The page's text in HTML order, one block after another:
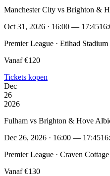
Manchester City vs Brighton &
Oct 31, 2026 · 16:00 — 17:45
Premier League · Etihad Stadium
Vanaf €120
Tickets kopen
Dec
26
2026
Fulham vs Brighton & Hove
Dec 26, 2026 · 16:00 — 17:45
Premier League · Craven Cottage
Vanaf €130